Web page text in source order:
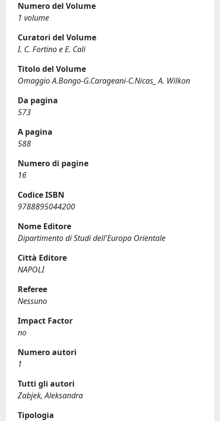
Numero del Volume
1 volume
Curatori del Volume
I. C. Fortino e E. Cali
Titolo del Volume
Omaggio A.Bongo-G.Carageani-C.Nicas_ A. Wilkon
Da pagina
573
A pagina
588
Numero di pagine
16
Codice ISBN
9788895044200
Nome Editore
Dipartimento di Studi dell'Europa Orientale
Città Editore
NAPOLI
Referee
Nessuno
Impact Factor
no
Numero autori
1
Tutti gli autori
Zabjek, Aleksandra
Tipologia